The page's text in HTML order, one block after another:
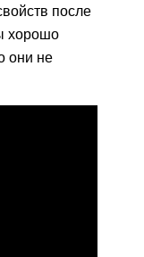
после
хорошо
они не